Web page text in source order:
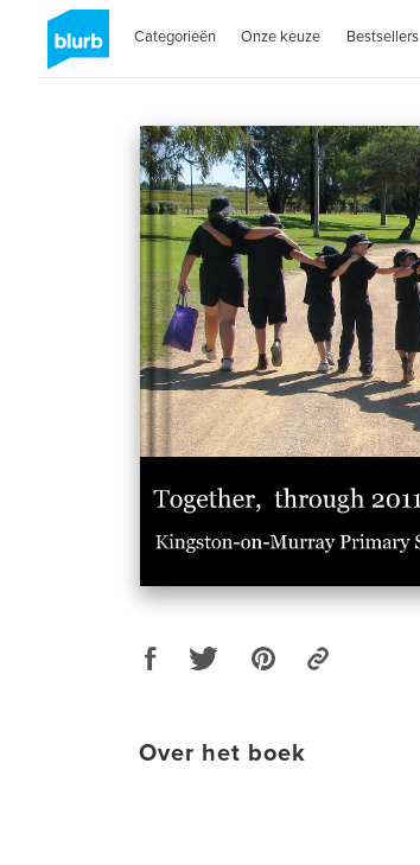
Categorieën Onze keuze Bestsellers
Over het boek